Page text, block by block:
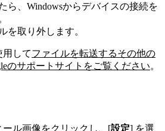
ら、Windowsからデバイスの接続を
を取り外します。
用してファイルを転送するその他の
のサポートサイトをご覧ください。
ル画像をクリックし、[設定] を選